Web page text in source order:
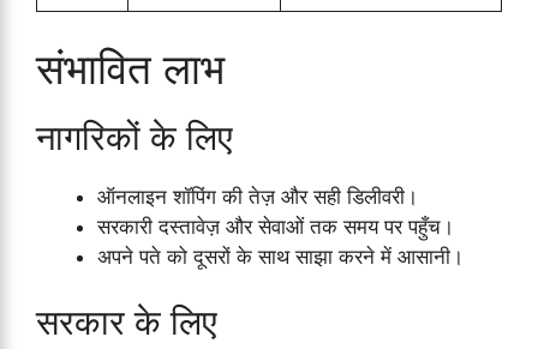
संभावित लाभ
नागरिकों के लिए
ऑनलाइन शॉपिंग की तेज़ और सही डिलीवरी।
सरकारी दस्तावेज़ और सेवाओं तक समय पर पहुँच।
अपने पते को दूसरों के साथ साझा करने में आसानी।
सरकार के लिए